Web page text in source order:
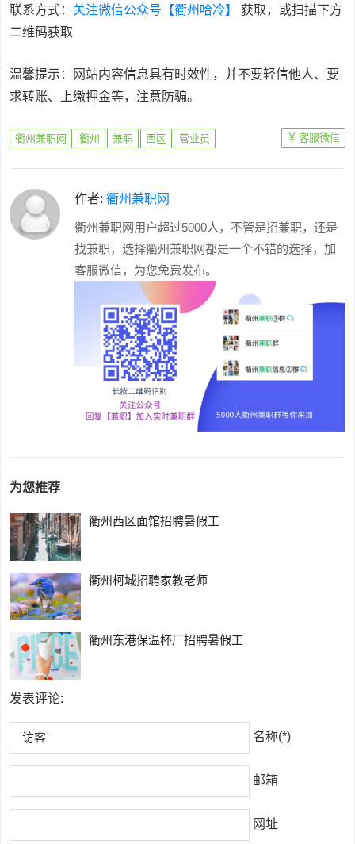
联系方式： 关注微信公众号【衢州哈冷】
获取，或扫描下方
二维码获取
温馨提示：网站内容信息具有时效性，并不要轻信他人、要
求转账、上缴押金等，注意防骗。
衢州兼职网 衢州 兼职 西区 营业员 客服微信
作者:衢州兼职网
衢州兼职网用户超过5000人，不管是招兼职，还是
找兼职，选择衢州兼职网都是一个不错的选择，加
客服微信，为您免费发布。
为您推荐
衢州西区面馆招聘暑假工
衢州柯城招聘家教老师
衢州东港保温杯厂招聘暑假工
发表评论:
名称(*)
邮箱
网址